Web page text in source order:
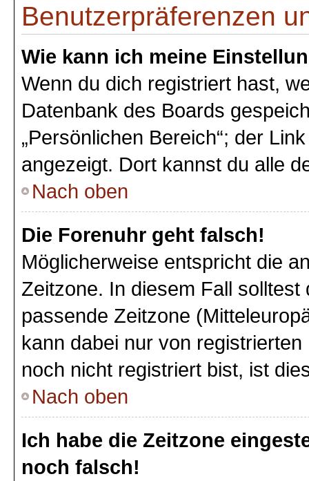
Benutzerpräferenzen
Wie kann ich meine
Wenn du dich registriert hast,
Datenbank des Boards
„Persönlichen Bereich“; der
angezeigt. Dort kannst du alle
Nach oben
Die Forenuhr geht falsch!
Möglicherweise entspricht die
Zeitzone. In diesem Fall solltest
passende Zeitzone
kann dabei nur von
noch nicht registriert bist, ist
Nach oben
Ich habe die Zeitzone
noch falsch!